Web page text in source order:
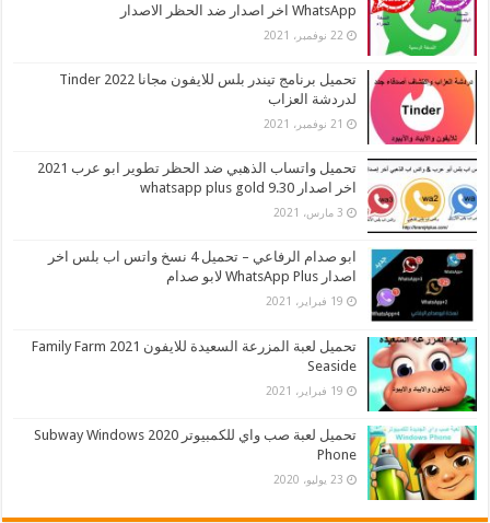
WhatsApp اخر اصدار ضد الحظر الاصدار
22 نوفمبر، 2021
تحميل برنامج تيندر بلس للايفون مجانا 2022 Tinder
لدردشة العزاب
21 نوفمبر، 2021
تحميل واتساب الذهبي ضد الحظر تطوير ابو عرب 2021
اخر اصدار whatsapp plus gold 9.30
3 مارس، 2021
ابو صدام الرفاعي – تحميل 4 نسخ واتس اب بلس اخر
اصدار WhatsApp Plus لابو صدام
19 فبراير، 2021
تحميل لعبة المزرعة السعيدة للايفون 2021 Family Farm
Seaside
19 فبراير، 2021
تحميل لعبة صب واي للكمبيوتر 2020 Subway Windows
Phone
23 يوليو، 2020